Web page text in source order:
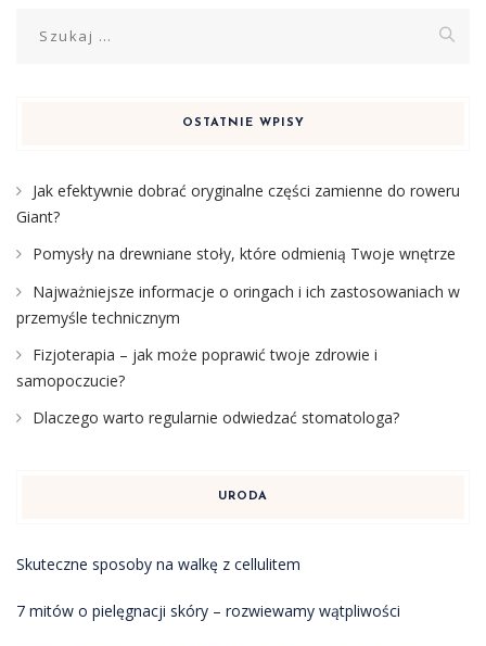
OSTATNIE WPISY
Jak efektywnie dobrać oryginalne części zamienne do roweru
Giant?
Pomysły na drewniane stoły, które odmienią Twoje wnętrze
Najważniejsze informacje o oringach i ich zastosowaniach w
przemyśle technicznym
Fizjoterapia – jak może poprawić twoje zdrowie i
samopoczucie?
Dlaczego warto regularnie odwiedzać stomatologa?
URODA
Skuteczne sposoby na walkę z cellulitem
7 mitów o pielęgnacji skóry – rozwiewamy wątpliwości